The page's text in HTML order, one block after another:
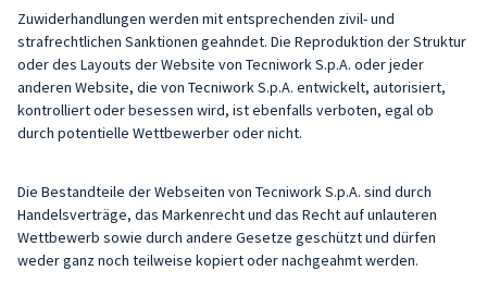
Zuwiderhandlungen werden mit entsprechenden zivil- und
strafrechtlichen Sanktionen geahndet. Die Reproduktion der Struktur
oder des Layouts der Website von Tecniwork S.p.A. oder jeder
anderen Website, die von Tecniwork S.p.A. entwickelt, autorisiert,
kontrolliert oder besessen wird, ist ebenfalls verboten, egal ob
durch potentielle Wettbewerber oder nicht.
Die Bestandteile der Webseiten von Tecniwork S.p.A. sind durch
Handelsverträge, das Markenrecht und das Recht auf unlauteren
Wettbewerb sowie durch andere Gesetze geschützt und dürfen
weder ganz noch teilweise kopiert oder nachgeahmt werden.